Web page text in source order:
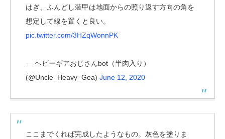
はぎ、ふんどし装甲は地面からの照り返す方向の角を
想定して線を置くと良い。
pic.twitter.com/3HZqWonnPK
— ヘビーギアおじさんbot（半肉入り）
(@Uncle_Heavy_Gea) June 12, 2020
ここまでくれば完成したようなもの。灰色を塗りま